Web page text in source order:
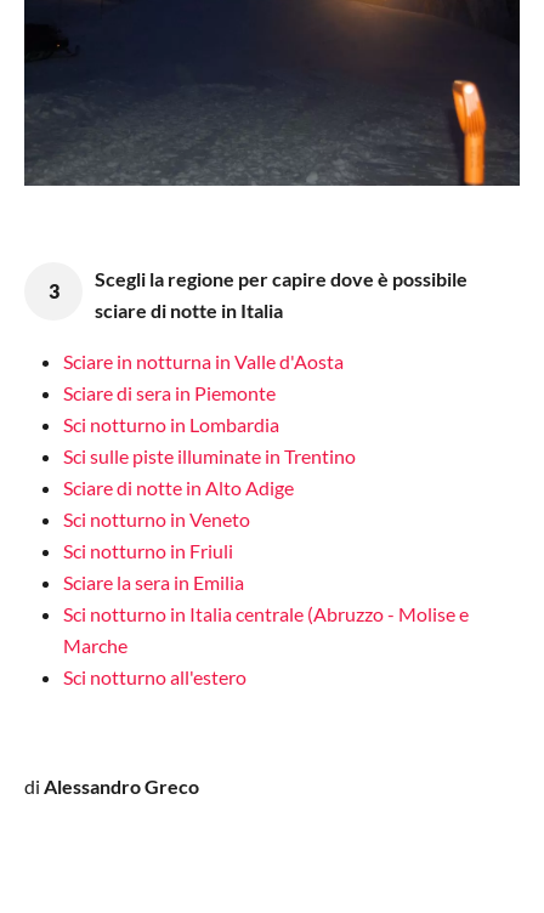
3
Scegli la regione per capire dove è possibile
sciare di notte in Italia
Sciare in notturna in Valle d'Aosta
Sciare di sera in Piemonte
Sci notturno in Lombardia
Sci sulle piste illuminate in Trentino
Sciare di notte in Alto Adige
Sci notturno in Veneto
Sci notturno in Friuli
Sciare la sera in Emilia
Sci notturno in Italia centrale (Abruzzo - Molise e
Marche
Sci notturno all'estero
di Alessandro Greco